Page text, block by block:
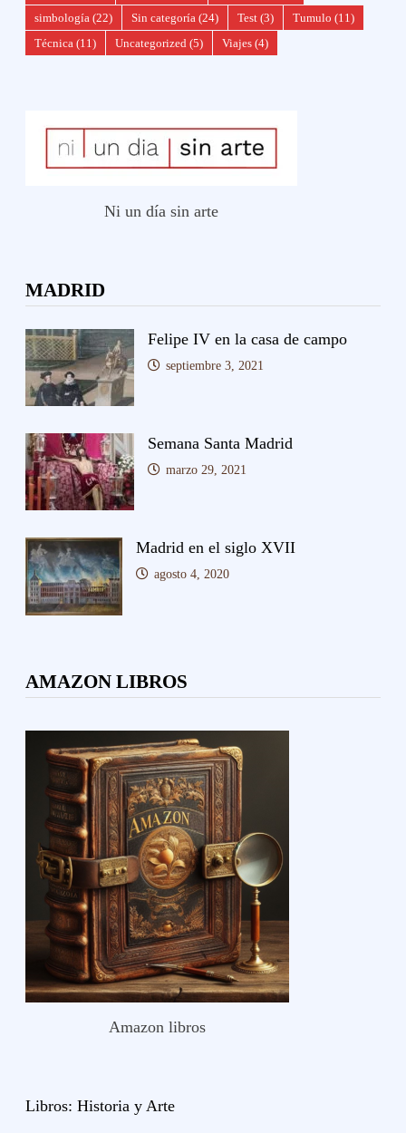
simbología (22) Sin categoría (24) Test (3) Tumulo (11)
Técnica (11) Uncategorized (5) Viajes (4)
Ni un día sin arte
MADRID
Felipe IV en la casa de campo
septiembre 3, 2021
Semana Santa Madrid
marzo 29, 2021
Madrid en el siglo XVII
agosto 4, 2020
AMAZON LIBROS
Amazon libros
Libros: Historia y Arte